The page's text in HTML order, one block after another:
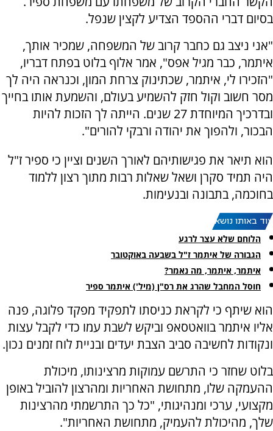
בסיום דברי ההספד הצדיע לקצין שנפל.
"אני ניצב גם כחבר קרוב של המשפחה, שמכיר אותך,
איתמר, כבר מגיל אפס", אמר אלוף בלוט בפתח דבריו,
"הזכירו לי, איתמר, שכתינוק צרחת המון, וכנראה היה לך
מסר חשוב וקול חזק להשמיע בעולם, והשמעת אותו בחייך
ובדרכיך המיוחדת 27 שנים. הייתה לך הזכות להיות
הבכור, ולהפוך את יהודה ורבקי להורים".
הוא תיאר את פגישותיהם לאורך השנים וציין כי ספיר ז"ל
היה תמיד סקרן ושאל שאלות רבות מתוך רצון ללמוד
בחוכמה, בתבונה ובנעימות.
עוד באותו נושא:
הלוחם שלא עצר לרגע
הגבורה של איתמר ז"ל בשבעה באוקטובר
איתמר, איתמר, מה נאמר?
חוסל המחבל שהרג את רס"ן (מיל') איתמר ספיר
הוא שיתף כי לקראת כניסתו לתפקיד מפקד פלוגה, פנה
אליו איתמר בוואטסאפ וביקש לשבת עמו כדי לקבל עצות
ונקודות לחשיבה סביב הצבת יעדים ובניית לוח זמנים נכון.
בלוט שחזר כי התרשם עמוקות מרצינותו, מיכולת
ההעמקה שלו, מתחושת האחריות ומהרצון להוביל באופן
מקצועי, ערכי ומנהיגותי, "כל כך התרשמתי מהרצינות
שלך, מהיכולת להעמיק, מתחושת האחריות".